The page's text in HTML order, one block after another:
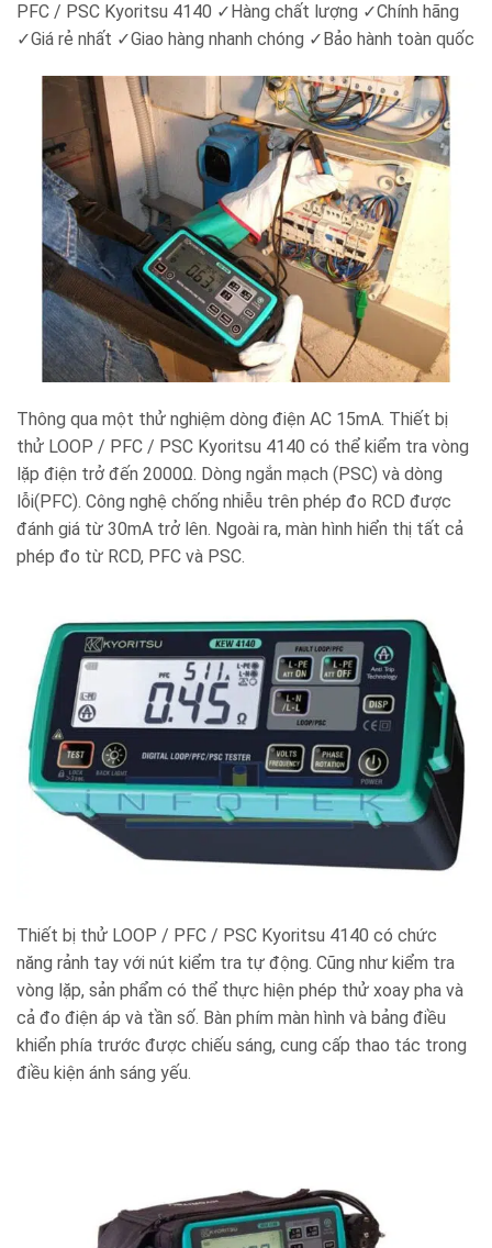
PFC / PSC Kyoritsu 4140 ✓Hàng chất lượng ✓Chính hãng
✓Giá rẻ nhất ✓Giao hàng nhanh chóng ✓Bảo hành toàn quốc
Thông qua một thử nghiệm dòng điện AC 15mA. Thiết bị
thử LOOP / PFC / PSC Kyoritsu 4140 có thể kiểm tra vòng
lặp điện trở đến 2000Ω. Dòng ngắn mạch (PSC) và dòng
lỗi(PFC). Công nghệ chống nhiễu trên phép đo RCD được
đánh giá từ 30mA trở lên. Ngoài ra, màn hình hiển thị tất cả
phép đo từ RCD, PFC và PSC.
Thiết bị thử LOOP / PFC / PSC Kyoritsu 4140 có chức
năng rảnh tay với nút kiểm tra tự động. Cũng như kiểm tra
vòng lặp, sản phẩm có thể thực hiện phép thử xoay pha và
cả đo điện áp và tần số. Bàn phím màn hình và bảng điều
khiển phía trước được chiếu sáng, cung cấp thao tác trong
điều kiện ánh sáng yếu.